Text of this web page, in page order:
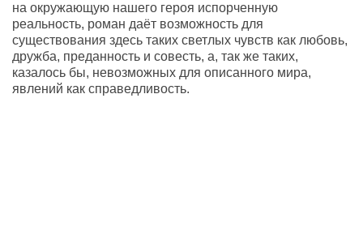
на окружающую нашего героя испорченную
реальность, роман даёт возможность для
существования здесь таких светлых чувств как любовь,
дружба, преданность и совесть, а, так же таких,
казалось бы, невозможных для описанного мира,
явлений как справедливость.